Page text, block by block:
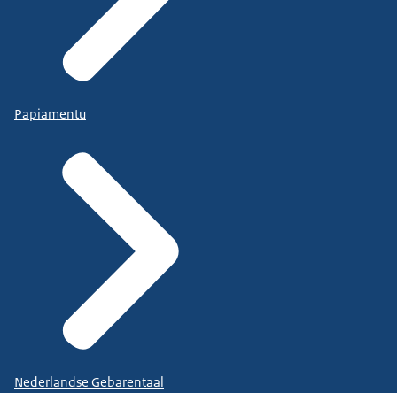
Papiamentu
Nederlandse Gebarentaal